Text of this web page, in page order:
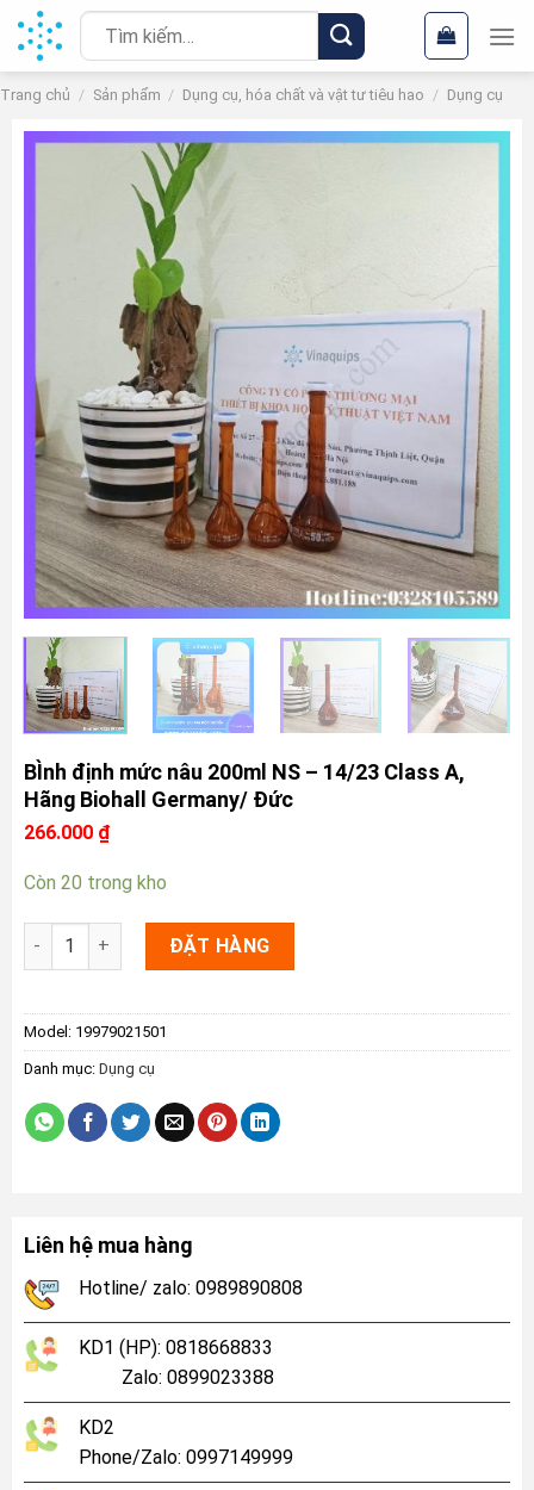
Chuyển
đến
nội
dung
Tìm
kiếm:
Trang chủ / Sản phẩm / Dụng cụ, hóa chất và vật tư tiêu hao / Dụng cụ
BÌnh định mức nâu 200ml NS – 14/23 Class A,
Hãng Biohall Germany/ Đức
266.000 ₫
Còn 20 trong kho
BÌnh định mức nâu 200ml NS - 14/23 Class A, Hãng Biohall
ĐẶT HÀNG
Model: 19979021501
Danh mục: Dụng cụ
Liên hệ mua hàng
Hotline/ zalo: 0989890808
KD1 (HP): 0818668833
Zalo: 0899023388
KD2
Phone/Zalo: 0997149999